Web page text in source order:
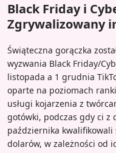
Black Friday i
Zgrywalizowany
Świąteczna gorączka
wyzwania Black Friday/
listopada a 1 grudnia
oparte na poziomach
usługi kojarzenia z
gotówki, podczas gdy ci z
października
dolarów, w zależności od